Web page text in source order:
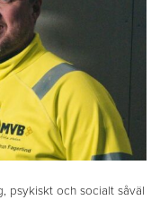
psykiskt och socialt såväl